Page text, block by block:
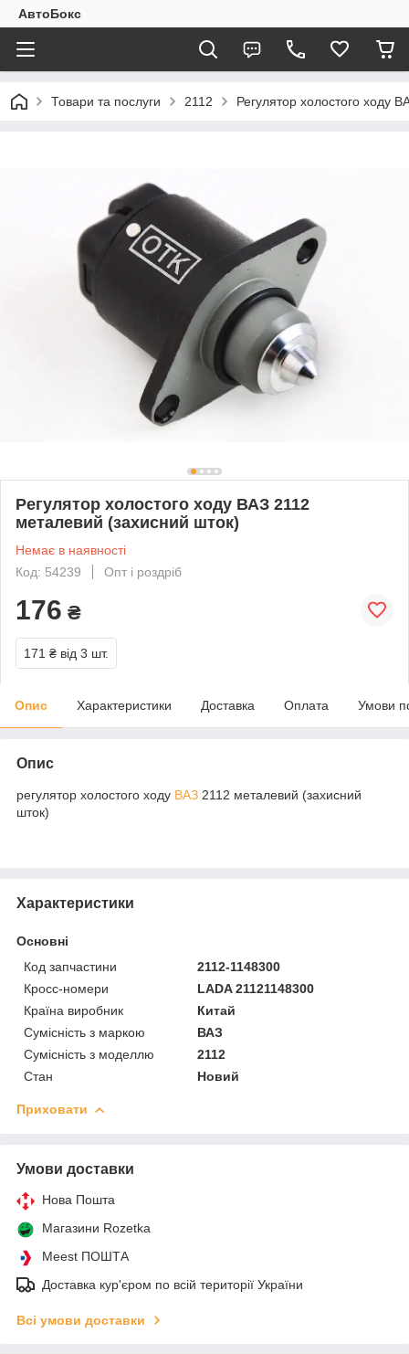
АвтоБокс
Товари та послуги 2112 Регулятор холостого ходу
Регулятор холостого ходу ВАЗ 2112
металевий (захисний шток)
Немає в наявності
Код: 54239
Опт і роздріб
176 ₴
171 ₴ від 3 шт.
Опис Характеристики Доставка Оплата Умови
Опис
регулятор холостого ходу ВАЗ 2112 металевий (захисний
шток)
Характеристики
Основні
Код запчастини
2112-1148300
Кросс-номери
LADA 21121148300
Країна виробник
Китай
Сумісність з маркою
ВАЗ
Сумісність з моделлю
2112
Стан
Новий
Приховати
Умови доставки
Нова Пошта
Магазини Rozetka
Meest ПОШТА
Доставка кур'єром по всій території України
Всі умови доставки